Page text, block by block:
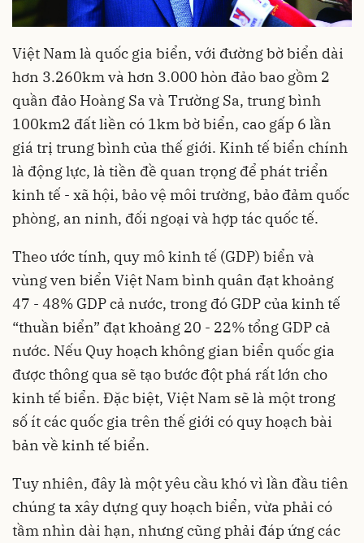
Việt Nam là quốc gia biển, với đường bờ biển dài
hơn 3.260km và hơn 3.000 hòn đảo bao gồm 2
quần đảo Hoàng Sa và Trường Sa, trung bình
100km2 đất liền có 1km bờ biển, cao gấp 6 lần
giá trị trung bình của thế giới. Kinh tế biển chính
là động lực, là tiền đề quan trọng để phát triển
kinh tế - xã hội, bảo vệ môi trường, bảo đảm quốc
phòng, an ninh, đối ngoại và hợp tác quốc tế.
Theo ước tính, quy mô kinh tế (GDP) biển và
vùng ven biển Việt Nam bình quân đạt khoảng
47 - 48% GDP cả nước, trong đó GDP của kinh tế
“thuần biển” đạt khoảng 20 - 22% tổng GDP cả
nước. Nếu Quy hoạch không gian biển quốc gia
được thông qua sẽ tạo bước đột phá rất lớn cho
kinh tế biển. Đặc biệt, Việt Nam sẽ là một trong
số ít các quốc gia trên thế giới có quy hoạch bài
bản về kinh tế biển.
Tuy nhiên, đây là một yêu cầu khó vì lần đầu tiên
chúng ta xây dựng quy hoạch biển, vừa phải có
tầm nhìn dài hạn, nhưng cũng phải đáp ứng các